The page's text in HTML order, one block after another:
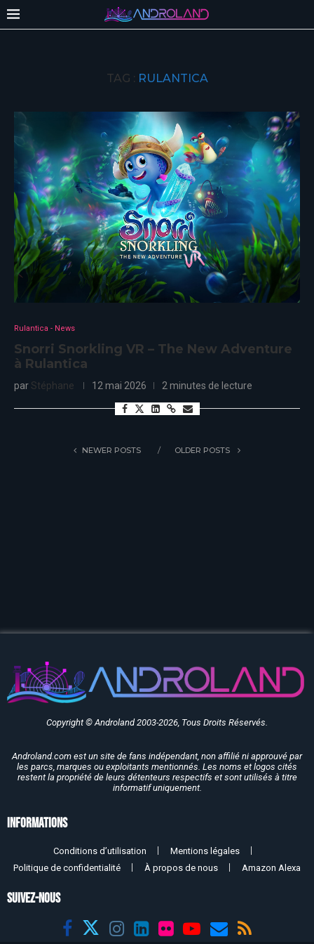
TAG : RULANTICA
Rulantica - News
Snorri Snorkling VR – The New Adventure
à Rulantica
par Stéphane 12 mai 2026 2 minutes de lecture
NEWER POSTS OLDER POSTS
Copyright © Androland 2003-2026, Tous Droits Réservés.
Androland.com est un site de fans indépendant, non affilié ni approuvé par
les parcs, marques ou exploitants mentionnés. Les noms et logos cités
restent la propriété de leurs détenteurs respectifs et sont utilisés à titre
informatif uniquement.
Informations
Conditions d’utilisation
Mentions légales
Politique de confidentialité
À propos de nous Amazon Alexa
SUIVEZ-NOUS